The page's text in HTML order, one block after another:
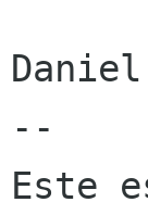
--
Este